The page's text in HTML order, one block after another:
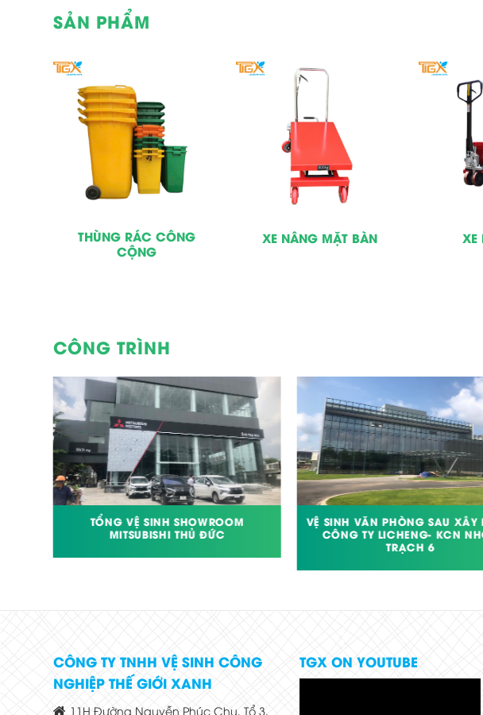
SẢN PHẨM
THÙNG RÁC CÔNG
CỘNG
XE NÂNG MẶT BÀN XE
CÔNG TRÌNH
TỔNG VỆ SINH SHOWROOM
MITSUBISHI THỦ ĐỨC
VỆ SINH VĂN PHÒNG SAU XÂY
CÔNG TY LICHENG- KCN
TRẠCH 6
CÔNG TY TNHH VỆ SINH CÔNG
NGHIỆP THẾ GIỚI XANH
11H Đường Nguyễn Phúc Chu, Tổ 3,
TGX ON YOUTUBE